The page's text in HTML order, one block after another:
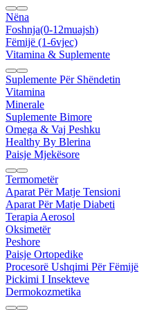
Nëna
Foshnja(0-12muajsh)
Fëmijë (1-6vjec)
Vitamina & Suplemente
Suplemente Për Shëndetin
Vitamina
Minerale
Suplemente Bimore
Omega & Vaj Peshku
Healthy By Blerina
Paisje Mjekësore
Termometër
Aparat Për Matje Tensioni
Aparat Për Matje Diabeti
Terapia Aerosol
Oksimetër
Peshore
Paisje Ortopedike
Procesorë Ushqimi Për Fëmijë
Pickimi I Insekteve
Dermokozmetika